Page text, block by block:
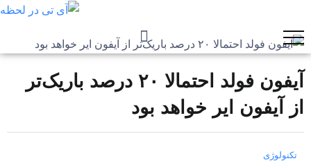
آیفون فولد احتمالا ۲۰ درصد باریک‌تر
از آیفون ایر خواهد بود
تکنولوژی